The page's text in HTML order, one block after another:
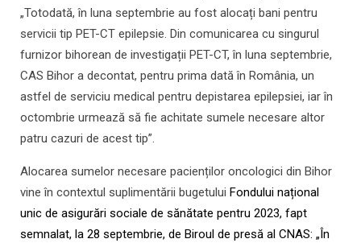
„Totodată, în luna septembrie au fost alocați bani pentru
servicii tip PET-CT epilepsie. Din comunicarea cu singurul
furnizor bihorean de investigații PET-CT, în luna septembrie,
CAS Bihor a decontat, pentru prima dată în România, un
astfel de serviciu medical pentru depistarea epilepsiei, iar în
octombrie urmează să fie achitate sumele necesare altor
patru cazuri de acest tip”.
Alocarea sumelor necesare pacienților oncologici din Bihor
vine în contextul suplimentării bugetului Fondului național
unic de asigurări sociale de sănătate pentru 2023, fapt
semnalat, la 28 septembrie, de Biroul de presă al CNAS: „În